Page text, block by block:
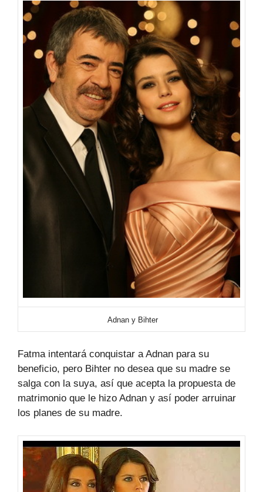
Adnan y Bihter
Fatma intentará conquistar a Adnan para su
beneficio, pero Bihter no desea que su madre se
salga con la suya, así que acepta la propuesta de
matrimonio que le hizo Adnan y así poder arruinar
los planes de su madre.